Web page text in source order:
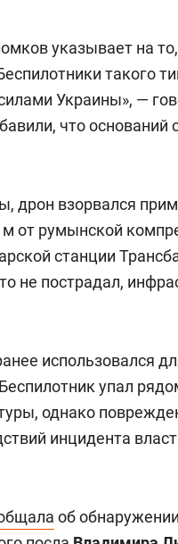
указывает на
такого
Украины», —
что оснований
дрон взорвался
от румынской
станции
не пострадал,
использовался
упал
однако
инцидента
об